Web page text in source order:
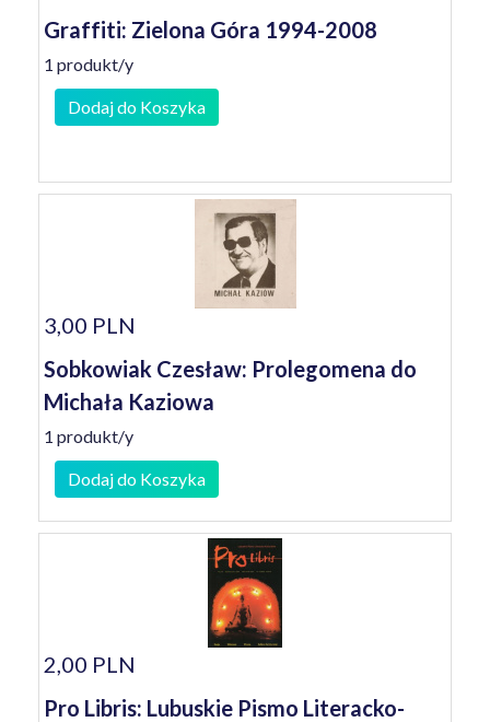
Graffiti: Zielona Góra 1994-2008
1 produkt/y
Dodaj do Koszyka
3,00 PLN
Sobkowiak Czesław: Prolegomena do
Michała Kaziowa
1 produkt/y
Dodaj do Koszyka
2,00 PLN
Pro Libris: Lubuskie Pismo Literacko-